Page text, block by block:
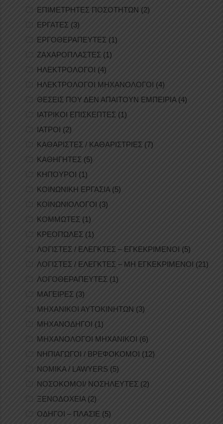
ΕΠΙΜΕΤΡΗΤΕΣ ΠΟΣΟΤΗΤΩΝ (2)
ΕΡΓΑΤΕΣ (3)
ΕΡΓΟΘΕΡΑΠΕΥΤΕΣ (1)
ΖΑΧΑΡΟΠΛΑΣΤΕΣ (1)
ΗΛΕΚΤΡΟΛΟΓΟΙ (4)
ΗΛΕΚΤΡΟΛΟΓΟΙ ΜΗΧΑΝΟΛΟΓΟΙ (4)
ΘΕΣΕΙΣ ΠΟΥ ΔΕΝ ΑΠΑΙΤΟΥΝ ΕΜΠΕΙΡΙΑ(4)
ΙΑΤΡΙΚΟΙ ΕΠΙΣΚΕΠΤΕΣ (1)
ΙΑΤΡΟΙ (2)
ΚΑΘΑΡΙΣΤΕΣ / ΚΑΘΑΡΙΣΤΡΙΕΣ (7)
ΚΑΘΗΓΗΤΕΣ (5)
ΚΗΠΟΥΡΟΙ (1)
ΚΟΙΝΩΝΙΚΗ ΕΡΓΑΣΙΑ (5)
ΚΟΙΝΩΝΙΟΛΟΓΟΙ (3)
ΚΟΜΜΩΤΕΣ (1)
ΚΡΕΟΠΩΛΕΣ (1)
ΛΟΓΙΣΤΕΣ / ΕΛΕΓΚΤΕΣ – ΕΓΚΕΚΡΙΜΕΝΟΙ (5)
ΛΟΓΙΣΤΕΣ / ΕΛΕΓΚΤΕΣ – ΜΗ ΕΓΚΕΚΡΙΜΕΝΟΙ (21)
ΛΟΓΟΘΕΡΑΠΕΥΤΕΣ (1)
ΜΑΓΕΙΡΕΣ (3)
ΜΗΧΑΝΙΚΟΙ ΑΥΤΟΚΙΝΗΤΩΝ (3)
ΜΗΧΑΝΟΔΗΓΟΙ (1)
ΜΗΧΑΝΟΛΟΓΟΙ ΜΗΧΑΝΙΚΟΙ (6)
ΝΗΠΙΑΓΩΓΟΙ / ΒΡΕΦΟΚΟΜΟΙ (12)
ΝΟΜΙΚΑ / LAWYERS (5)
ΝΟΣΟΚΟΜΟΙ/ ΝΟΣΗΛΕΥΤΕΣ (2)
ΞΕΝΟΔΟΧΕΙΑ(2)
ΟΔΗΓΟΙ – ΠΛΑΣΙΕ (5)